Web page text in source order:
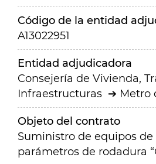
Código de la entidad
A13022951
Entidad adjudicadora
Consejería de Vivienda,
Infraestructuras
Metro
Objeto del contrato
Suministro de equipos
parámetros de rodadura